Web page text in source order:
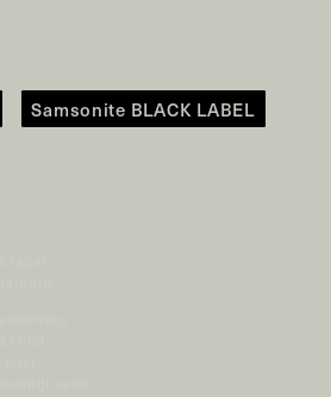
Samsonite BLACK LABEL